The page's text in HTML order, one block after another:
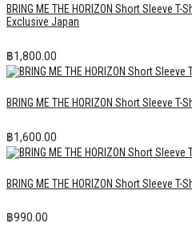
BRING ME THE HORIZON Short Sleeve T-
Exclusive Japan
฿1,800.00
BRING ME THE HORIZON Short Sleeve
฿1,600.00
BRING ME THE HORIZON Short Sleeve
฿990.00